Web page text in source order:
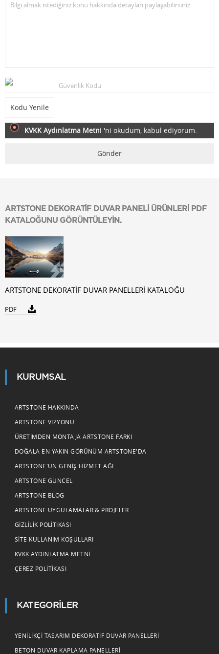
Bilgi almak istediğiniz konu hakkında detayları paylaşabilirsiniz.
Güvenlik Kodu
Kodu Yenile
KVKK Aydınlatma Metni 'ni okudum, kabul ediyorum.
ARTSTONE DEKORATİF DUVAR PANELİ ÜRÜNLERİ PDF
KATALOĞUNU GÖRÜNTÜLEYİN.
ARTSTONE DEKORATİF DUVAR PANELLERİ KATALOĞU
PDF
KURUMSAL
ARTSTONE HAKKINDA
ARTSTONE VIZYONU
ÜRETIMDEN MONTAJA ARTSTONE FARKI
DOĞALA EN YAKIN GÖRÜNÜM ARTSTONE'DA
ARTSTONE'UN GENIŞ HIZMET AĞI
ARTSTONE GÜNCEL
ARTSTONE BLOG
ARTSTONE UYGULAMALAR & PROJELER
GIZLILIK POLITIKASI
SITE KULLANIM KOŞULLARI
KVKK AYDINLATMA METNI
ÇEREZ POLITIKASI
KATEGORILER
YENILIKÇI TASARIM DEKORATIF DUVAR PANELLERI
BETON DUVAR KAPLAMA PANELLERI